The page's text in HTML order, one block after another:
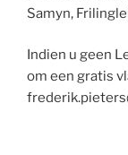
Samyn,
Indien u geen
om een gratis